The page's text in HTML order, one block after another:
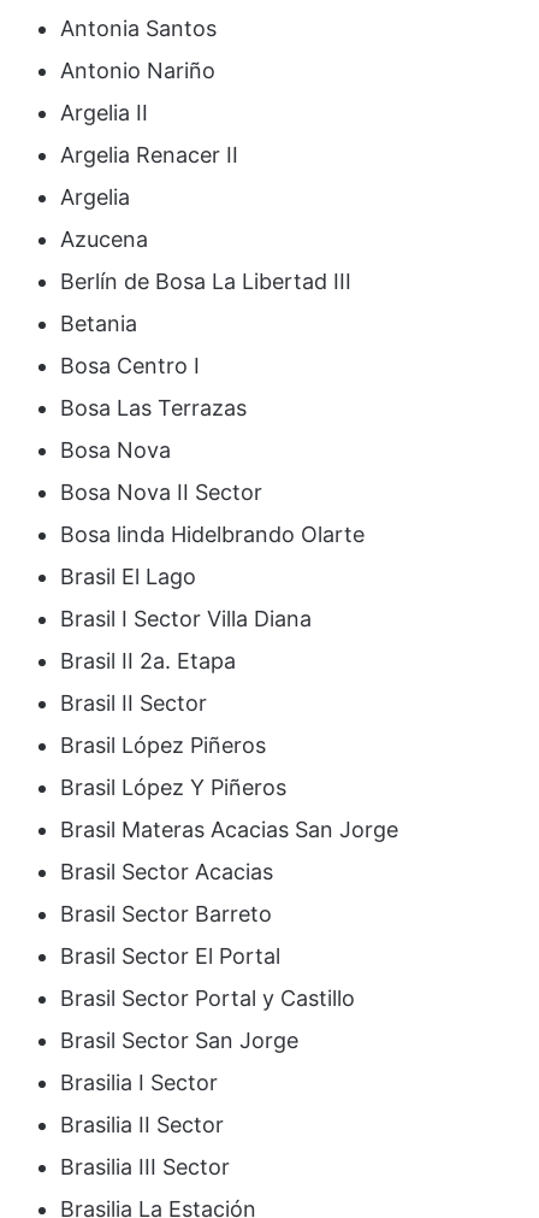
Antonia Santos
Antonio Nariño
Argelia II
Argelia Renacer II
Argelia
Azucena
Berlín de Bosa La Libertad III
Betania
Bosa Centro I
Bosa Las Terrazas
Bosa Nova
Bosa Nova II Sector
Bosa linda Hidelbrando Olarte
Brasil El Lago
Brasil I Sector Villa Diana
Brasil II 2a. Etapa
Brasil II Sector
Brasil López Piñeros
Brasil López Y Piñeros
Brasil Materas Acacias San Jorge
Brasil Sector Acacias
Brasil Sector Barreto
Brasil Sector El Portal
Brasil Sector Portal y Castillo
Brasil Sector San Jorge
Brasilia I Sector
Brasilia II Sector
Brasilia III Sector
Brasilia La Estación